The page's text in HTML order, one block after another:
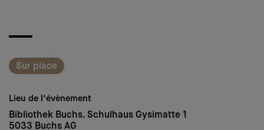
Sur place
Lieu de l‘évènement
Bibliothek Buchs. Schulhaus Gysimatte 1
5033 Buchs AG